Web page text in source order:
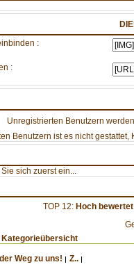
:
:
Unregistrierten Benutzern
Benutzern ist es nicht gestattet,
sich zuerst ein...
TOP 12: Hoch bewertet
der Weg zu uns! Z..